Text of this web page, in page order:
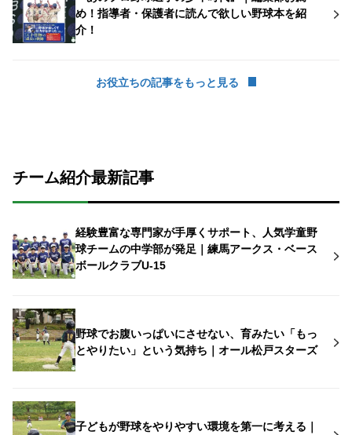
め！指導者・保護者に読んで欲しい野球本を紹
介！
お役立ちの記事をもっと見る
チーム紹介最新記事
経験豊富な専門家が手厚くサポート、人気学童野
球チームの中学部が発足｜練馬アークス・ベース
ボールクラブU-15
野球でお腹いっぱいにさせない、育みたい「もっ
とやりたい」という気持ち｜オール松戸スターズ
子どもが野球をやりやすい環境を第一に考える｜